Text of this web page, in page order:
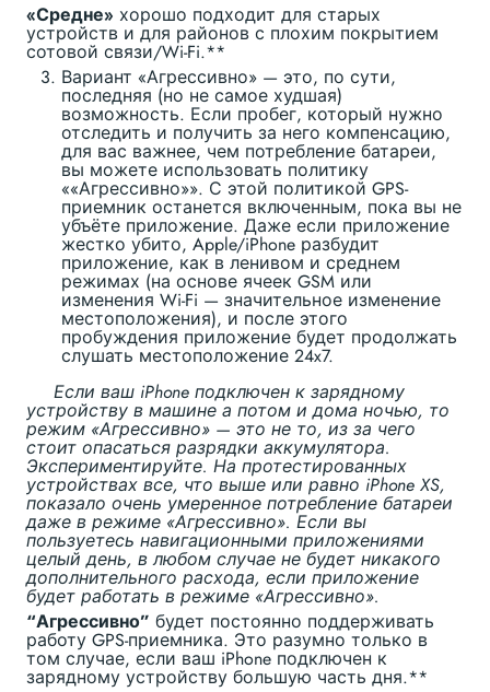
«Средне» хорошо подходит для старых
устройств и для районов с плохим покрытием
сотовой связи/Wi-Fi.**
Вариант «Агрессивно» — это, по сути,
последняя (но не самое худшая)
возможность. Если пробег, который нужно
отследить и получить за него компенсацию,
для вас важнее, чем потребление батареи,
вы можете использовать политику
««Агрессивно»». С этой политикой GPS-
приемник останется включенным, пока вы не
убъёте приложение. Даже если приложение
жестко убито, Apple/iPhone разбудит
приложение, как в ленивом и среднем
режимах (на основе ячеек GSM или
изменения Wi-Fi — значительное изменение
местоположения), и после этого
пробуждения приложение будет продолжать
слушать местоположение 24x7.
Если ваш iPhone подключен к зарядному
устройству в машине а потом и дома ночью, то
режим «Агрессивно» — это не то, из за чего
стоит опасаться разрядки аккумулятора.
Экспериментируйте. На протестированных
устройствах все, что выше или равно iPhone XS,
показало очень умеренное потребление батареи
даже в режиме «Агрессивно». Если вы
пользуетесь навигационными приложениями
целый день, в любом случае не будет никакого
дополнительного расхода, если приложение
будет работать в режиме «Агрессивно».
“Агрессивно” будет постоянно поддерживать
работу GPS-приемника. Это разумно только в
том случае, если ваш iPhone подключен к
зарядному устройству большую часть дня.**